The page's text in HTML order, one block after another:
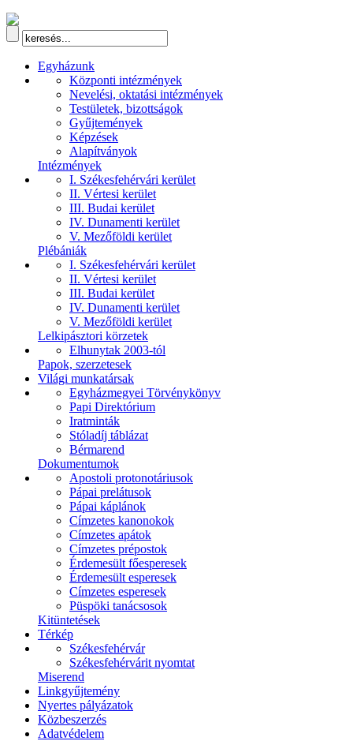
Egyházunk
Központi intézmények
Nevelési, oktatási intézmények
Testületek, bizottságok
Gyűjtemények
Képzések
Alapítványok
Intézmények
I. Székesfehérvári kerület
II. Vértesi kerület
III. Budai kerület
IV. Dunamenti kerület
V. Mezőföldi kerület
Plébániák
I. Székesfehérvári kerület
II. Vértesi kerület
III. Budai kerület
IV. Dunamenti kerület
V. Mezőföldi kerület
Lelkipásztori körzetek
Elhunytak 2003-tól
Papok, szerzetesek
Világi munkatársak
Egyházmegyei Törvénykönyv
Papi Direktórium
Iratminták
Stóladíj táblázat
Bérmarend
Dokumentumok
Apostoli protonotáriusok
Pápai prelátusok
Pápai káplánok
Címzetes kanonokok
Címzetes apátok
Címzetes prépostok
Érdemesült főesperesek
Érdemesült esperesek
Címzetes esperesek
Püspöki tanácsosok
Kitüntetések
Térkép
Székesfehérvár
Székesfehérvárit nyomtat
Miserend
Linkgyűjtemény
Nyertes pályázatok
Közbeszerzés
Adatvédelem